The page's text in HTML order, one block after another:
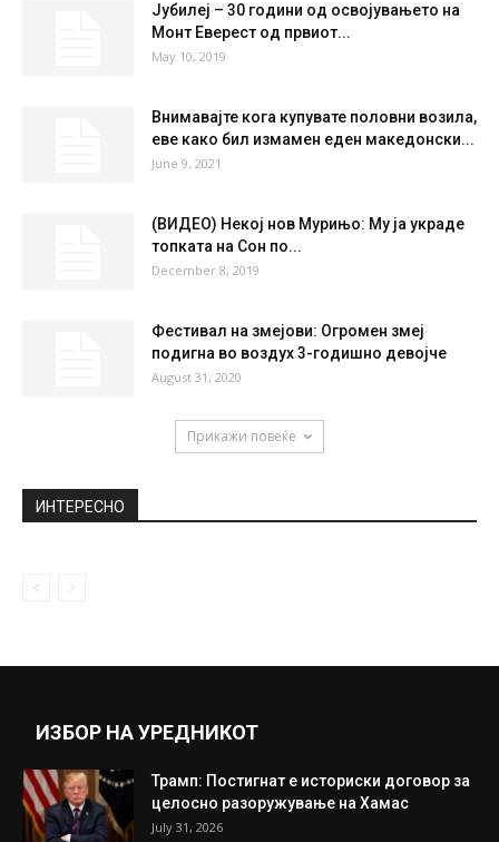
Јубилеј – 30 години од освојувањето на
Монт Еверест од првиот...
May 10, 2019
Внимавајте кога купувате половни возила,
еве како бил измамен еден македонски...
June 9, 2021
(ВИДЕО) Некој нов Мурињо: Му ја украде
топката на Сон по...
December 8, 2019
Фестивал на змејови: Огромен змеј
подигна во воздух 3-годишно девојче
August 31, 2020
Прикажи повеќе
ИНТЕРЕСНО
ИЗБОР НА УРЕДНИКОТ
Трамп: Постигнат е историски договор за
целосно разоружување на Хамас
July 31, 2026